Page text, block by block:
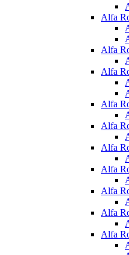
Alfa
Alfa
Alfa
Alfa
Alfa
Alfa
Alfa
Alfa
Alfa
Alfa